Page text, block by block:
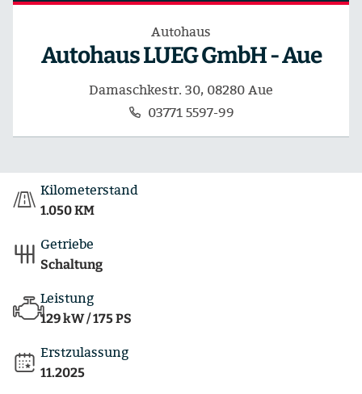
Autohaus
Autohaus LUEG GmbH - Aue
Damaschkestr. 30, 08280 Aue
03771 5597-99
Kilometerstand
1.050 KM
Getriebe
Schaltung
Leistung
129 kW / 175 PS
Erstzulassung
11.2025